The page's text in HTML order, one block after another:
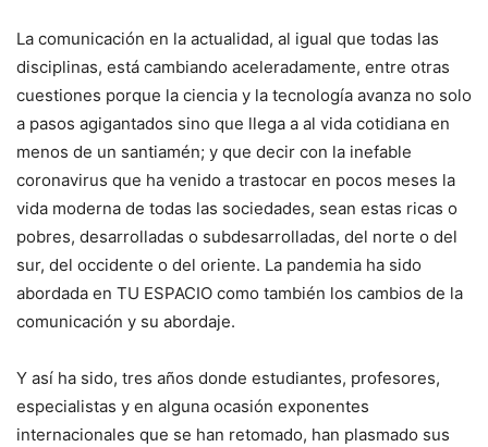
La comunicación en la actualidad, al igual que todas las
disciplinas, está cambiando aceleradamente, entre otras
cuestiones porque la ciencia y la tecnología avanza no solo
a pasos agigantados sino que llega a al vida cotidiana en
menos de un santiamén; y que decir con la inefable
coronavirus que ha venido a trastocar en pocos meses la
vida moderna de todas las sociedades, sean estas ricas o
pobres, desarrolladas o subdesarrolladas, del norte o del
sur, del occidente o del oriente. La pandemia ha sido
abordada en TU ESPACIO como también los cambios de la
comunicación y su abordaje.
Y así ha sido, tres años donde estudiantes, profesores,
especialistas y en alguna ocasión exponentes
internacionales que se han retomado, han plasmado sus